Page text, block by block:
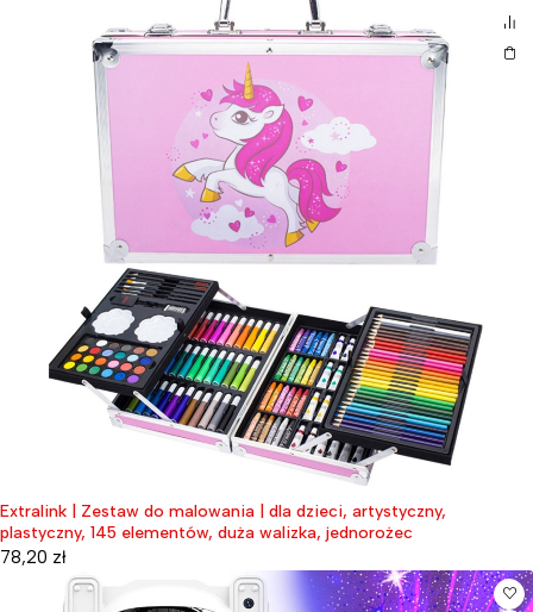
Extralink | Zestaw do malowania | dla dzieci, artystyczny,
plastyczny, 145 elementów, duża walizka, jednorożec
78,20 zł